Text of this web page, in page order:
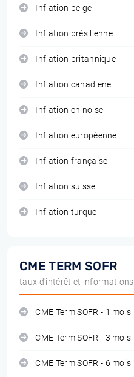
Inflation belge
Inflation brésilienne
Inflation britannique
Inflation canadiene
Inflation chinoise
Inflation européenne
Inflation française
Inflation suisse
Inflation turque
CME TERM SOFR
taux d'intérêt et informations
CME Term SOFR - 1 mois
CME Term SOFR - 3 mois
CME Term SOFR - 6 mois